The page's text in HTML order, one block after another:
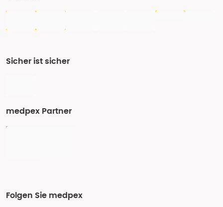
Sicher ist sicher
medpex Partner
Folgen Sie medpex